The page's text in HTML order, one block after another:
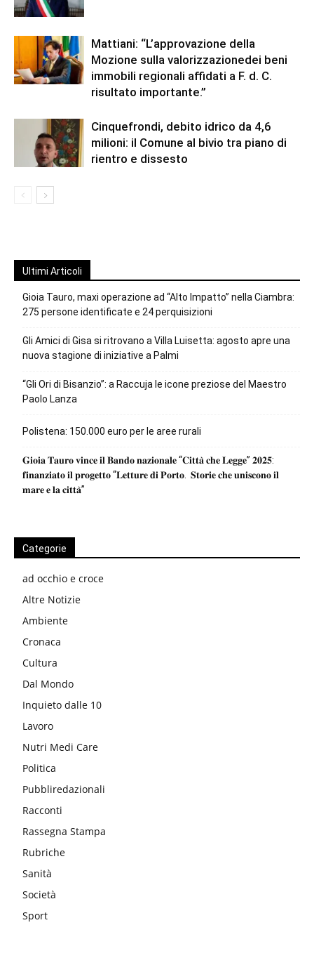
Mattiani: “L’approvazione della
Mozione sulla valorizzazionedei beni
immobili regionali affidati a F. d. C.
risultato importante.”
Cinquefrondi, debito idrico da 4,6
milioni: il Comune al bivio tra piano di
rientro e dissesto
Ultimi Articoli
Gioia Tauro, maxi operazione ad “Alto Impatto” nella Ciambra:
275 persone identificate e 24 perquisizioni
Gli Amici di Gisa si ritrovano a Villa Luisetta: agosto apre una
nuova stagione di iniziative a Palmi
“Gli Ori di Bisanzio”: a Raccuja le icone preziose del Maestro
Paolo Lanza
Polistena: 150.000 euro per le aree rurali
𝐆𝐢𝐨𝐢𝐚 𝐓𝐚𝐮𝐫𝐨 𝐯𝐢𝐧𝐜𝐞 𝐢𝐥 𝐁𝐚𝐧𝐝𝐨 𝐧𝐚𝐳𝐢𝐨𝐧𝐚𝐥𝐞 “𝐂𝐢𝐭𝐭𝐚̀ 𝐜𝐡𝐞 𝐋𝐞𝐠𝐠𝐞” 𝟐𝟎𝟐𝟓:
𝐟𝐢𝐧𝐚𝐧𝐳𝐢𝐚𝐭𝐨 𝐢𝐥 𝐩𝐫𝐨𝐠𝐞𝐭𝐭𝐨 “𝐋𝐞𝐭𝐭𝐮𝐫𝐞 𝐝𝐢 𝐏𝐨𝐫𝐭𝐨. 𝐒𝐭𝐨𝐫𝐢𝐞 𝐜𝐡𝐞 𝐮𝐧𝐢𝐬𝐜𝐨𝐧𝐨 𝐢𝐥
𝐦𝐚𝐫𝐞 𝐞 𝐥𝐚 𝐜𝐢𝐭𝐭𝐚̀”
Categorie
ad occhio e croce
Altre Notizie
Ambiente
Cronaca
Cultura
Dal Mondo
Inquieto dalle 10
Lavoro
Nutri Medi Care
Politica
Pubbliredazionali
Racconti
Rassegna Stampa
Rubriche
Sanità
Società
Sport